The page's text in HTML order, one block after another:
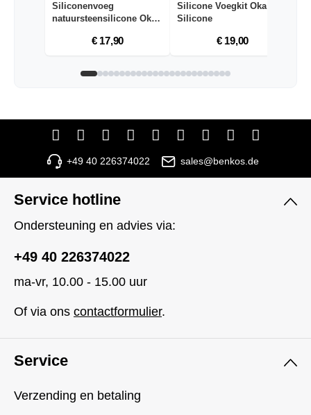
Siliconenvoeg
natuursteensilicone Oka
€ 17,90
Silicone Voegkit Oka
Silicone
€ 19,00
+49 40 226374022 sales@benkos.de
Service hotline
Ondersteuning en advies via:
+49 40 226374022
ma-vr, 10.00 - 15.00 uur
Of via ons contactformulier.
Service
Verzending en betaling